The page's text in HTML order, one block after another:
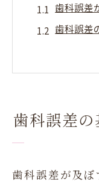
歯科誤差
歯科誤差
歯科治
歯科誤差
微細なズレが
患者が気
歯科誤差
歯科誤差が及